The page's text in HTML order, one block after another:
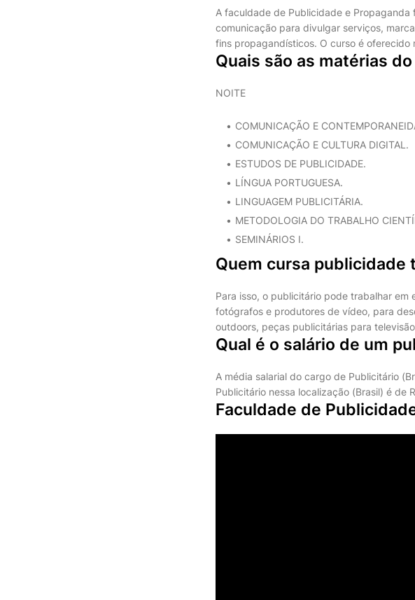
A faculdade de Publicidade e
comunicação para divulgar serviços,
fins propagandísticos. O curso é
Quais são as matérias
NOITE
COMUNICAÇÃO E
COMUNICAÇÃO E CULTURA DIGITAL.
ESTUDOS DE PUBLICIDADE.
LÍNGUA PORTUGUESA.
LINGUAGEM PUBLICITÁRIA.
METODOLOGIA DO TRABALHO
SEMINÁRIOS I.
Quem cursa publicidade
Para isso, o publicitário pode trabalhar
fotógrafos e produtores de vídeo, para
outdoors, peças publicitárias para
Qual é o salário de um
A média salarial do cargo de Publicitário
Publicitário nessa localização (Brasil) é de
Faculdade de